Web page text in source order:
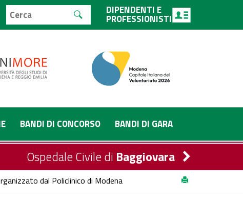
DIPENDENTI E
PROFESSIONISTI
BANDI DI CONCORSO BANDI DI GARA
Ospedale Civile di Baggiovara
dal Policlinico di Modena